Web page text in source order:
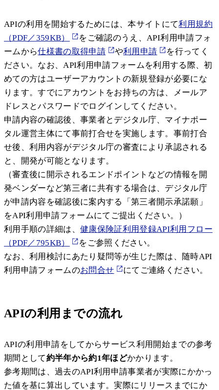
APIの利用を開始するためには、本サイトにて利用規約
（PDF／359KB）
をご確認のうえ、API利用申請フォ
ームから仕様書の取得申請 や利用申請
を行ってく
ださい。なお、API利用申請フォームを利用する際、初
めての方はユーザーアカウントの新規登録が必要にな
ります。すでにアカウントをお持ちの方は、メールア
ドレスとパスワードでログインしてください。
申請内容の確認後、事業者とデジタル庁、マイナポー
タル運営主体にて事前打合せを実施します。事前打合
せ後、利用内容がデジタル庁の審査により承認される
と、開発が可能となります。
（審査後に開示されるエンドポイントなどの情報を開
発ベンダーなど第三者に共有する場合は、デジタル庁
が申請内容を確認後に案内する「第三者開示承諾願」
をAPI利用申請フォームにてご提出ください。）
利用手順の詳細は、健康保険証利用登録API利用フロー
（PDF／795KB）
をご参照ください。
なお、利用検討にあたり疑問等が生じた際は、随時API
利用申請フォームのお問合せ にてご連絡ください。
APIの利用までの流れ
APIの利用申請をしてからサービス利用開始までの参考
期間として約半年から約1年ほどかかります。
参考期間は、過去のAPI利用申請事業者が実際にかかっ
た値を基に算出しています。実際にリリースまでにか